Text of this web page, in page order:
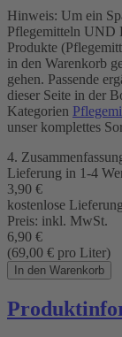
Hinweis: Um ein
Pflegemitteln UND
Produkte
in den Warenkorb
gehen. Passende
dieser Seite in der
Kategorien
unser komplettes
4.
Lieferung in 1-4
3,90 €
kostenlose
Preis: inkl. MwSt.
6,90 €
(69,00 € pro Liter)
In den Warenkorb